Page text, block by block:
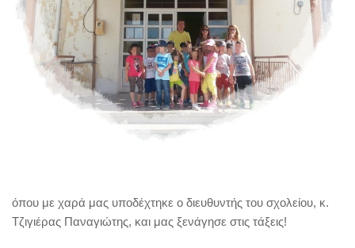
όπου με χαρά μας υποδέχτηκε ο διευθυντής του σχολείου, κ.
Τζιγιέρας Παναγιώτης, και μας ξενάγησε στις τάξεις!